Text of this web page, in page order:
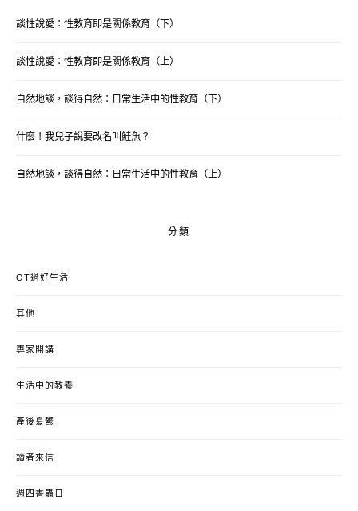
談性說愛：性教育即是關係教育（下）
談性說愛：性教育即是關係教育（上）
自然地談，談得自然：日常生活中的性教育（下）
什麼！我兒子說要改名叫鮭魚？
自然地談，談得自然：日常生活中的性教育（上）
分類
OT過好生活
其他
專家開講
生活中的教養
產後憂鬱
讀者來信
週四書蟲日